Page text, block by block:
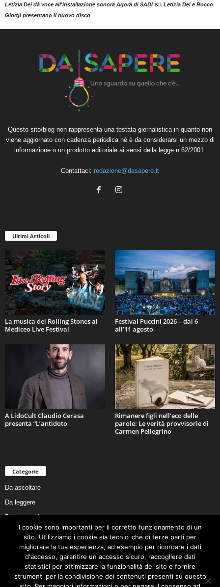
Letizia Dei dà voce all'installazione sonora Agorà di SADIsu Letizia Dei e Rocco
Giorgi presentano il nuovo disco
Questo sito/blog non rappresenta una testata giornalistica in quanto non
viene aggiornato con cadenza periodica né è da considerarsi un mezzo di
informazione o un prodotto editoriale ai sensi della legge n.62/2001.
Contattaci: redazione@dasapere.it
Ultimi Articoli
La musica dei Rolling Stones al
Mediceo Live Festival
Festival Puccini 2026 – dal 6
all’11 agosto
A LidoCult Claudio Cerasa
presenta “L’antidoto
Rimanere figli nell’eco delle
parole: Le verità provvisorie di
Carmen Pellegrino
Categorie
Da ascoltare
Da leggere
Da non perdere
Da conoscere
Da preservare
Da vivere
Cookie Policy
I cookie sono importanti per il corretto funzionamento di un
sito. Utilizziamo i cookie sia tecnici che di terze parti per
migliorare la tua esperienza, ad esempio per ricordare i dati
d'accesso, garantire un accesso sicuro, raccogliere dati
statistici per ottimizzare la funzionalità del sito e fornire
strumenti per la condivisione dei contenuti presenti su questo